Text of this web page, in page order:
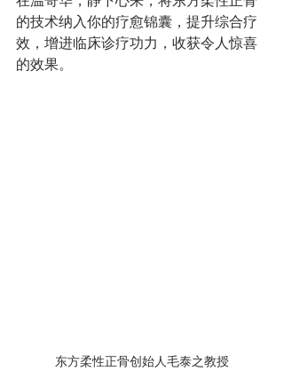
的技术纳入你的疗愈锦囊，提升综合疗
效，增进临床诊疗功力，收获令人惊喜
的效果。
东方柔性正骨创始人毛泰之教授